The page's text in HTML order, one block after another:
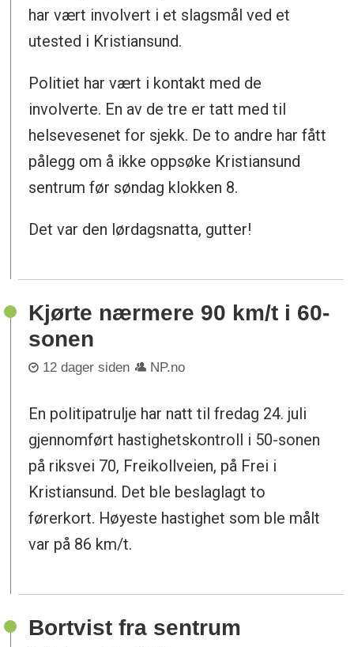
har vært involvert i et slagsmål ved et
utested i Kristiansund.
Politiet har vært i kontakt med de
involverte. En av de tre er tatt med til
helsevesenet for sjekk. De to andre har fått
pålegg om å ikke oppsøke Kristiansund
sentrum før søndag klokken 8.
Det var den lørdagsnatta, gutter!
Kjørte nærmere 90 km/t i 60-
sonen
12 dager siden NP.no
En politipatrulje har natt til fredag 24. juli
gjennomført hastighetskontroll i 50-sonen
på riksvei 70, Freikollveien, på Frei i
Kristiansund. Det ble beslaglagt to
førerkort. Høyeste hastighet som ble målt
var på 86 km/t.
Bortvist fra sentrum